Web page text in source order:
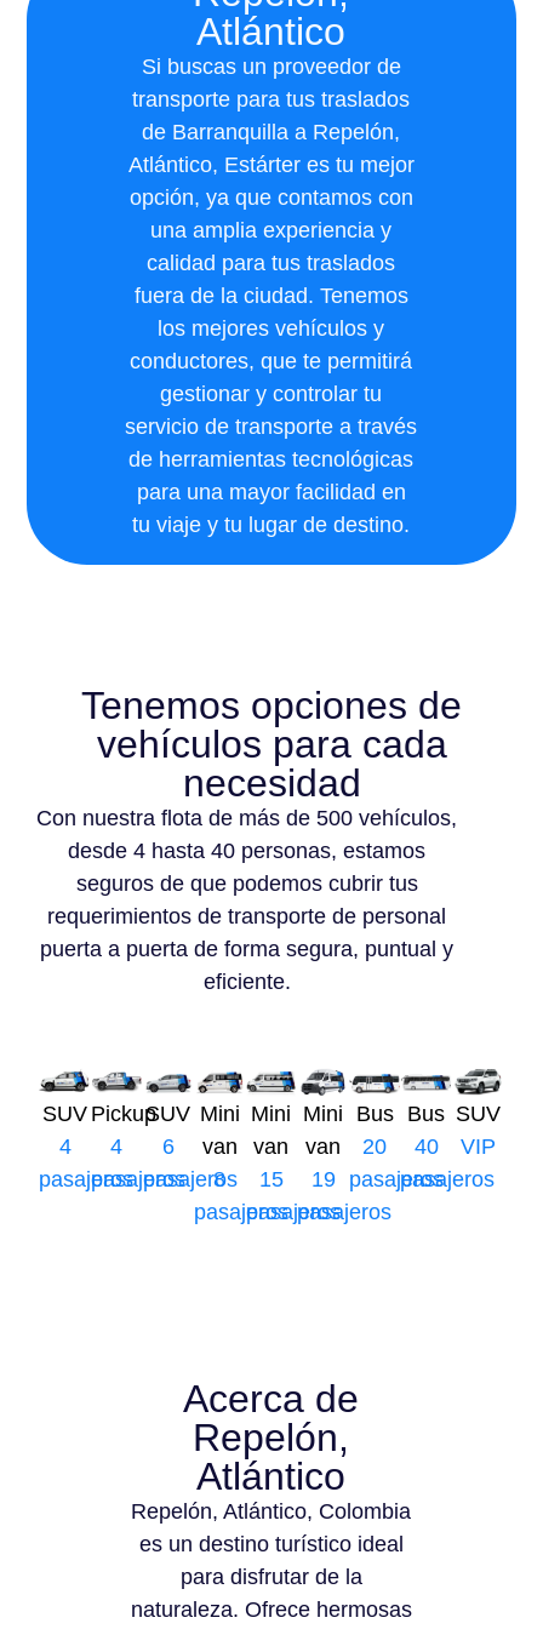
Atlántico
Si buscas un proveedor de
transporte para tus traslados
de Barranquilla a Repelón,
Atlántico, Estárter es tu mejor
opción, ya que contamos con
una amplia experiencia y
calidad para tus traslados
fuera de la ciudad. Tenemos
los mejores vehículos y
conductores, que te permitirá
gestionar y controlar tu
servicio de transporte a través
de herramientas tecnológicas
para una mayor facilidad en
tu viaje y tu lugar de destino.
Tenemos opciones de
vehículos para cada
necesidad
Con nuestra flota de más de 500 vehículos,
desde 4 hasta 40 personas, estamos
seguros de que podemos cubrir tus
requerimientos de transporte de personal
puerta a puerta de forma segura, puntual y
eficiente.
SUV
4
pasajeros
Pickup
4
pasajeros
SUV
6
pasajeros
Mini
van
8
pasajeros
Mini
van
15
pasajeros
Mini
van
19
pasajeros
Bus
20
pasajeros
Bus
40
pasajeros
SUV
VIP
Acerca de
Repelón,
Atlántico
Repelón, Atlántico, Colombia
es un destino turístico ideal
para disfrutar de la
naturaleza. Ofrece hermosas